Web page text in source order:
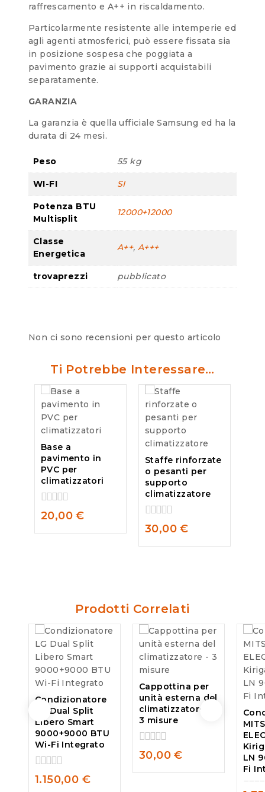
raffrescamento e A++ in riscaldamento.
Particolarmente resistente alle intemperie ed
agli agenti atmosferici, può essere fissata sia
in posizione sospesa che poggiata a
pavimento grazie ai supporti acquistabili
separatamente.
GARANZIA
La garanzia è quella ufficiale Samsung ed ha la
durata di 24 mesi.
Peso 55 kg
WI-FI SI
Potenza BTU
Multisplit
12000+12000
Classe
Energetica
A++,A+++
trovaprezzi pubblicato
Non ci sono recensioni per questo articolo
Ti Potrebbe Interessare…
Base a
pavimento in
PVC per
climatizzatori
0
out
of
20,00€
Staffe rinforzate
o pesanti per
supporto
climatizzatore
0
out
of
30,00€
Prodotti Correlati
Condizionatore
LG Dual Split
Libero Smart
9000+9000 BTU
Wi-Fi Integrato
0
out
1.150,00 €
Cappottina per
unità esterna del
climatizzatore –
3 misure
0
out
of
30,00€
LN
Fi